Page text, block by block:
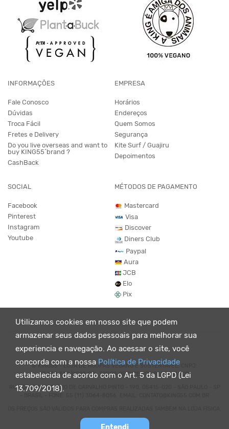
Utilizamos cookies em nosso site que podem
armazenar seus dados pessoais para melhorar sua
experiencia e navegação. Ao acessar o site, você
concorda com a nossa Política de Privacidade
estabelecida de acordo com o Art. 5 da LGPD (Lei
13.709/2018).
Entendi
INFORMAÇÕES
Fale Conosco
Dúvidas
Troca Fácil
Fretes e Delivery
Do you live overseas and want to
buy KING55´brand ?
CashBack
EMPRESA
Horários
Endereços
Quem Somos
Segurança
Kite Surf / Guajiru
Depoimentos
SOCIAL
Facebook
Pinterest
Instagram
Youtube
MÉTODOS DE PAGAMENTO
Mastercard
Visa
Discover
Diners Club
Paypal
Aura
JCB
Elo
Pix
© KING55 - LOJA DE ROUPAS VEGANO E SUSTENTÁVEL. CNPJ:
07.438.330/0001-02 . TODOS OS DIREITOS RESERVADOS.
RUA DOUTOR VIRGÍLIO DE CARVALHO PINTO - 190, 05415-020 - SÃO PAULO - SP
Powered by